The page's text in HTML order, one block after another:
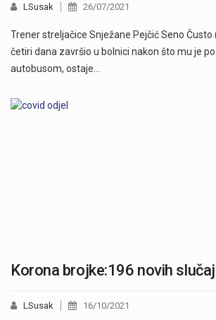
LSusak 26/07/2021
Trener streljačice Snježane Pejčić Seno Čusto
četiri dana završio u bolnici nakon što mu je
autobusom, ostaje…
Korona brojke:196 novih
LSusak 16/10/2021